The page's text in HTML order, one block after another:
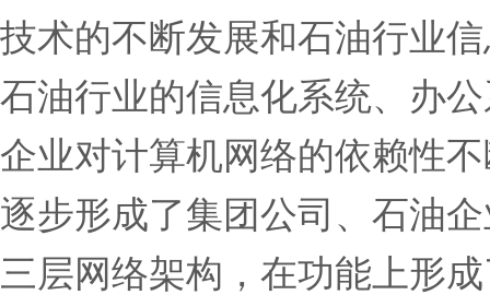
技术的不断发展和石油行业
石油行业的信息化系统、办
企业对计算机网络的依赖性
逐步形成了集团公司、石油
三层网络架构，在功能上形